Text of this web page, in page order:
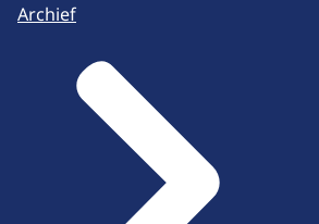
Archief